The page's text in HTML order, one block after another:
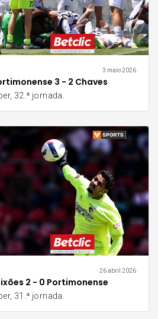
3 maio 2026
3 - 2 Chaves
32.ª jornada.
26 abril 2026
2 - 0 Portimonense
31.ª jornada.